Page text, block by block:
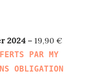
2024 – 19,90 €
PAR MY
OBLIGATION